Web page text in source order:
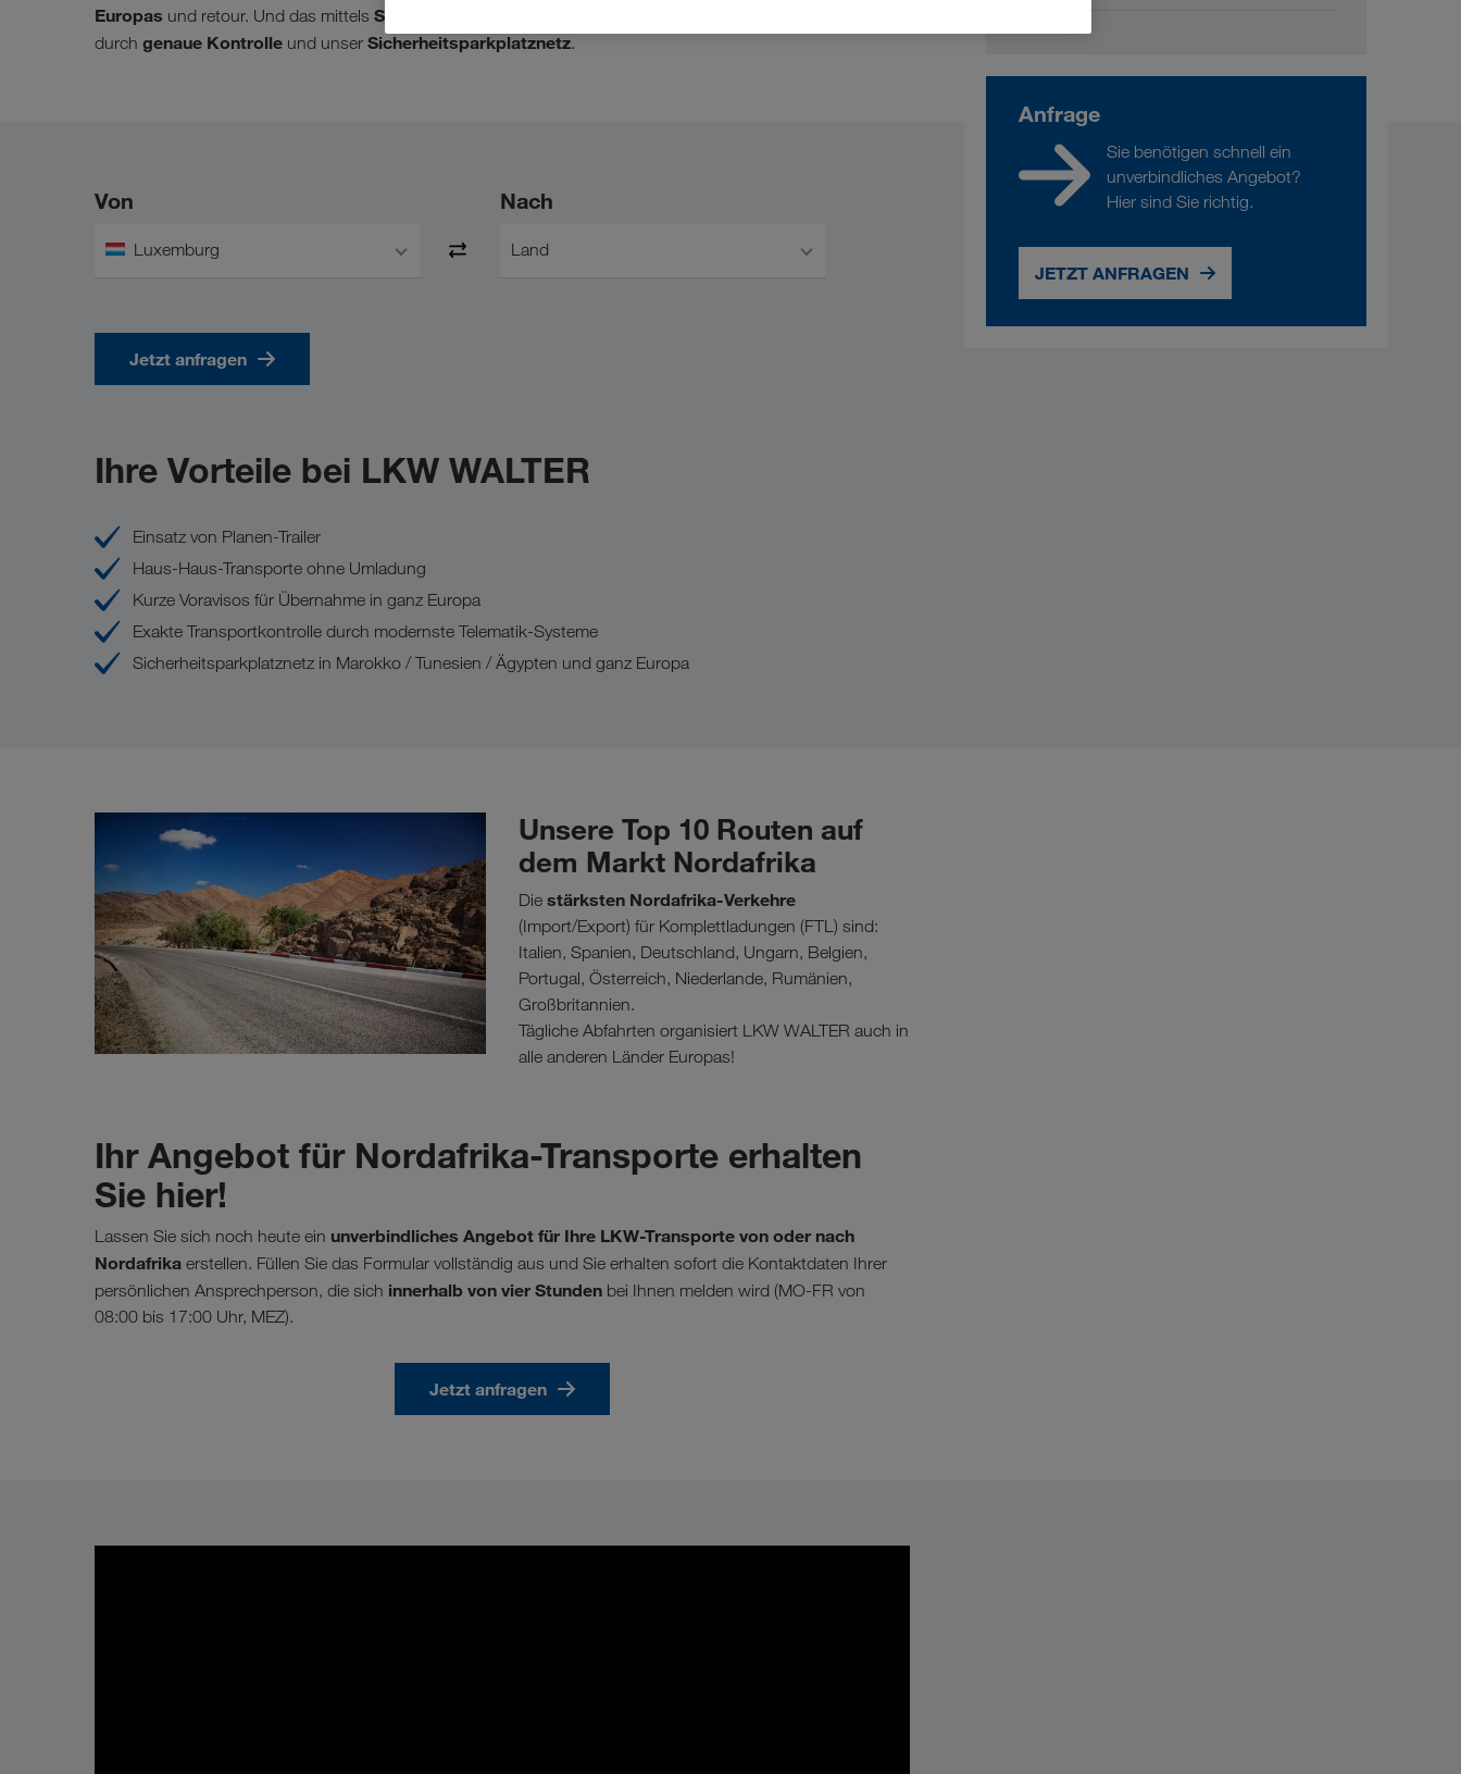
Europas und retour. Und das mittels Short Sea Shipping
durch genaue Kontrolle und unser Sicherheitsparkplatznetz.
Von
Luxemburg
Nach
Land
Jetzt anfragen
Ihre Vorteile bei LKW WALTER
Einsatz von Planen-Trailer
Haus-Haus-Transporte ohne Umladung
Kurze Voravisos für Übernahme in ganz Europa
Exakte Transportkontrolle durch modernste Telematik-Systeme
Sicherheitsparkplatznetz in Marokko / Tunesien / Ägypten und ganz Europa
Unsere Top 10 Routen auf
dem Markt Nordafrika
Die stärksten Nordafrika-Verkehre
(Import/Export) für Komplettladungen (FTL) sind:
Italien, Spanien, Deutschland, Ungarn, Belgien,
Portugal, Österreich, Niederlande, Rumänien,
Großbritannien.
Tägliche Abfahrten organisiert LKW WALTER auch in
alle anderen Länder Europas!
Ihr Angebot für Nordafrika-Transporte erhalten
Sie hier!
Lassen Sie sich noch heute ein unverbindliches Angebot für Ihre LKW-Transporte von oder nach
Nordafrika erstellen. Füllen Sie das Formular vollständig aus und Sie erhalten sofort die Kontaktdaten Ihrer
persönlichen Ansprechperson, die sich innerhalb von vier Stunden bei Ihnen melden wird (MO-FR von
08:00 bis 17:00 Uhr, MEZ).
Jetzt anfragen
Anfrage
Sie benötigen schnell ein
unverbindliches Angebot?
Hier sind Sie richtig.
JETZT ANFRAGEN